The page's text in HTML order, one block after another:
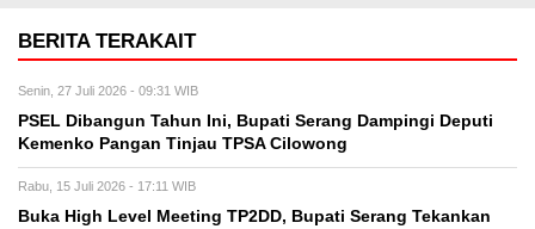
BERITA TERAKAIT
Senin, 27 Juli 2026 - 09:31 WIB
PSEL Dibangun Tahun Ini, Bupati Serang Dampingi Deputi
Kemenko Pangan Tinjau TPSA Cilowong
Rabu, 15 Juli 2026 - 17:11 WIB
Buka High Level Meeting TP2DD, Bupati Serang Tekankan